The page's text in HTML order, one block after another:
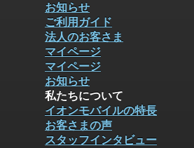
お知らせ
ご利用ガイド
法人のお客さま
マイページ
マイページ
お知らせ
私たちについて
イオンモバイルの特長
お客さまの声
スタッフインタビュー